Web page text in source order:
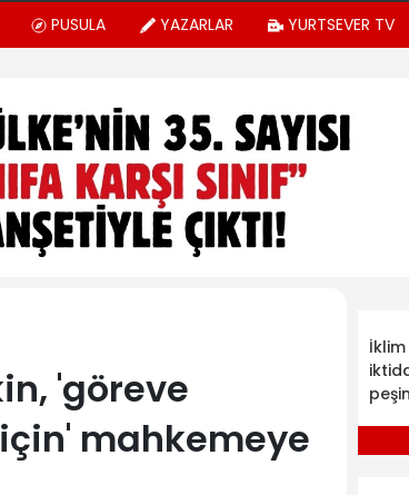
PUSULA YAZARLAR YURTSEVER TV
'göreve
mahkemeye